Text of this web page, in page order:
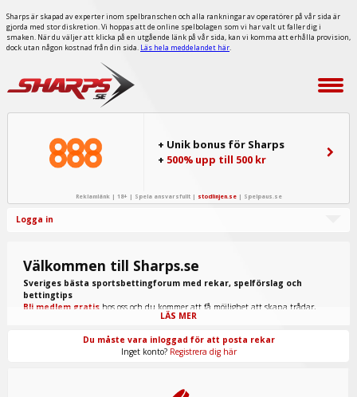
Sharps är skapad av experter inom spelbranschen och alla rankningar av operatörer på vår sida är
gjorda med stor diskretion. Vi hoppas att de online spelbolagen som vi har valt ut faller dig i
smaken. När du väljer att klicka på en utgående länk på vår sida, kan vi komma att erhålla provision,
dock utan någon kostnad från din sida. Läs hela meddelandet här.
+ Unik bonus för Sharps
+ 500% upp till 500 kr
Reklamlänk | 18+ | Spela ansvarsfullt | stodlinjen.se| Spelpaus.se
Logga in
Välkommen till Sharps.se
Sveriges bästa sportsbettingforum med rekar, spelförslag och
bettingtips
Bli medlem gratis hos oss och du kommer att få möjlighet att skapa trådar,
skriva inlägg, ta del av spel från "procappers" och mycket annat.
LÄS MER
Du måste vara inloggad för att posta rekar
Inget konto? Registrera dig här